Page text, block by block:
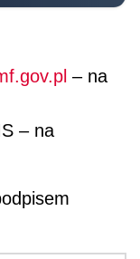
– na
– na